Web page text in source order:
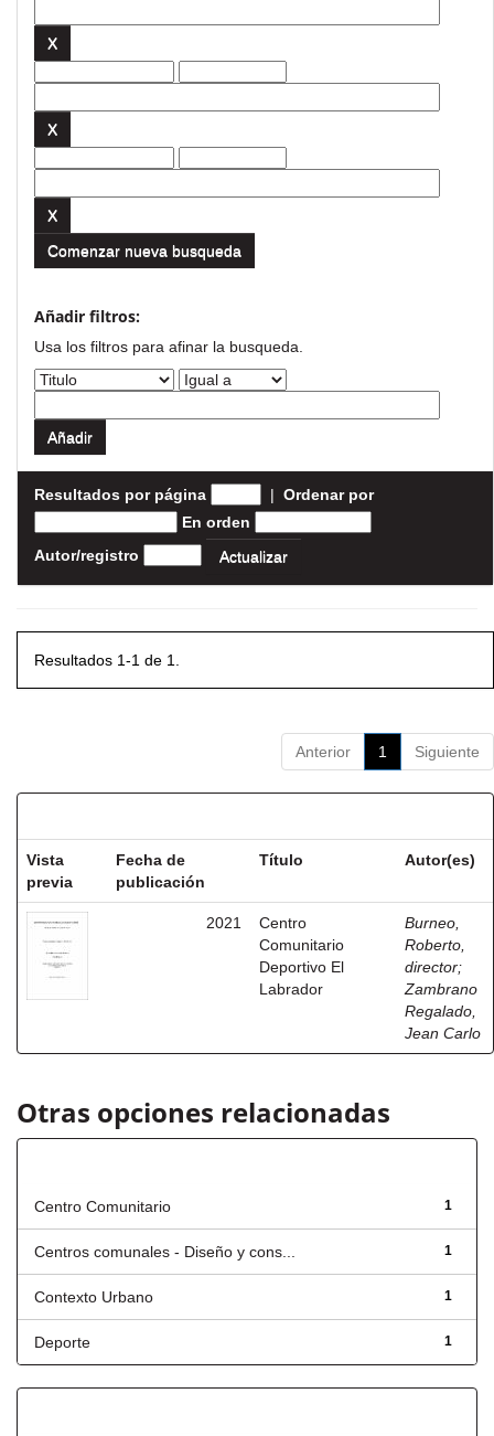
Comenzar nueva busqueda
Añadir filtros:
Usa los filtros para afinar la busqueda.
Resultados por página | Ordenar por
En orden
Autor/registro
Resultados 1-1 de 1.
Anterior 1 Siguiente
Vista
previa
Fecha de
publicación
Título Autor(es)
2021
Centro
Comunitario
Deportivo El
Labrador
Burneo,
Roberto,
director;
Zambrano
Regalado,
Jean Carlo
Otras opciones relacionadas
1
Centro Comunitario
1
Centros comunales - Diseño y cons...
1
Contexto Urbano
1
Deporte